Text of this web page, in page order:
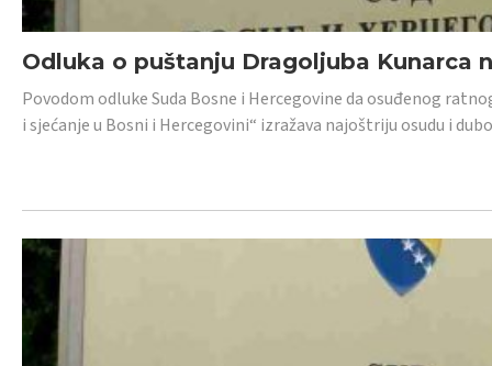
Odluka o puštanju Dragoljuba Kunarca
Povodom odluke Suda Bosne i Hercegovine da osuđenog
i sjećanje u Bosni i Hercegovini“ izražava najoštriju osudu i